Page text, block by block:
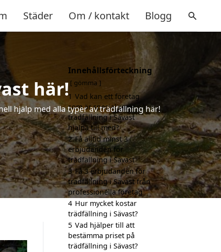
Städer Om / kontakt Blogg
här!
hjälp med alla typer av trädfällning här!
Innehållsförteckning
gömma
1 Vad kan ett företag
som är specialiserat på
trädfällning i Sävast
hjälpa till med?
2 Få alltid minst 3
erbjudanden för
trädfällning i Sävast
3 Få 3 erbjudanden för
trädfällning i Sävast från
professionella företag
4 Hur mycket kostar
trädfällning i Sävast?
5 Vad hjälper till att
bestämma priset på
trädfällning i Sävast?